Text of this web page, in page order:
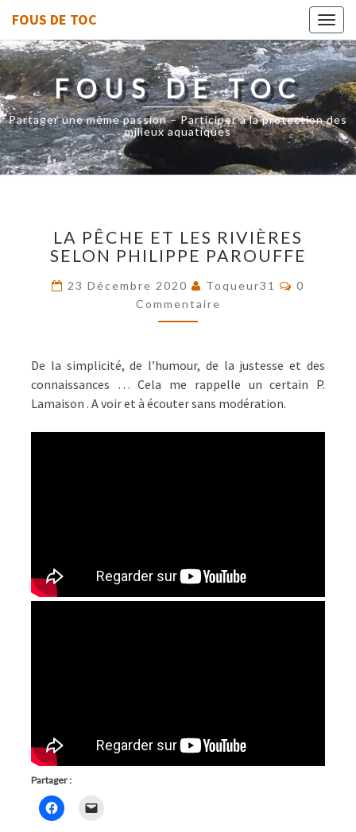
FOUS DE TOC
FOUS DE TOC
Partager une même passion – Participer à la protection des
milieux aquatiques
PÊCHE
ET
RIVIÈRES
SELON
PHILIPPE
LA PÊCHE ET LES RIVIÈRES
SELON PHILIPPE PAROUFFE
23 Décembre 2020 Toqueur31
0
Commentaire
De la simplicité, de l’humour, de la justesse et des
connaissances … Cela me rappelle un certain P.
Lamaison . A voir et à écouter sans modération.
Partager :